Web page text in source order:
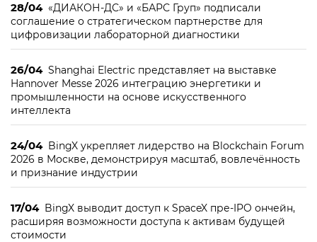
28/04 «ДИАКОН-ДС» и «БАРС Груп» подписали
соглашение о стратегическом партнерстве для
цифровизации лабораторной диагностики
26/04 Shanghai Electric представляет на выставке
Hannover Messe 2026 интеграцию энергетики и
промышленности на основе искусственного
интеллекта
24/04 BingX укрепляет лидерство на Blockchain Forum
2026 в Москве, демонстрируя масштаб, вовлечённость
и признание индустрии
17/04 BingX выводит доступ к SpaceX пре-IPO ончейн,
расширяя возможности доступа к активам будущей
стоимости